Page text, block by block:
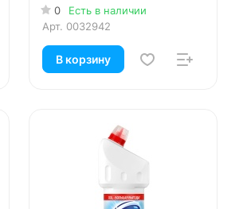
0
Есть в наличии
Арт. 0032942
В корзину